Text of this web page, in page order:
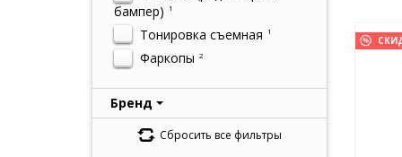
бампер)
1
Тонировка съемная 1
Фаркопы 2
Бренд
Сбросить все фильтры